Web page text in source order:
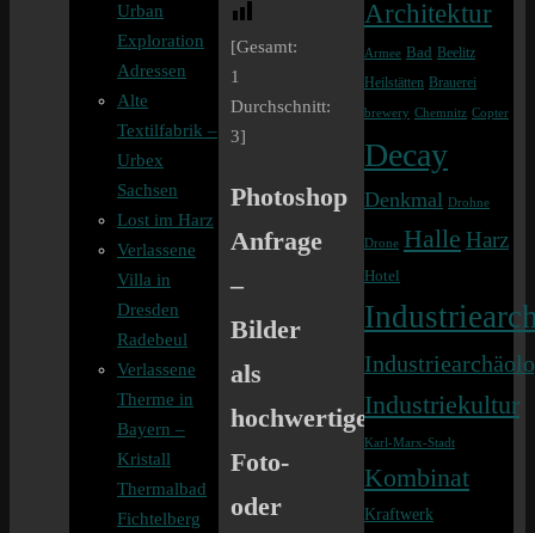
[Gesamt:
1
Durchschnitt:
3]
Photoshop
Anfrage
–
Bilder
als
hochwertiger
Foto-
oder
Urban
Exploration
Adressen
Alte
Textilfabrik –
Urbex
Sachsen
Lost im Harz
Verlassene
Villa in
Dresden
Radebeul
Verlassene
Therme in
Bayern –
Kristall
Thermalbad
Fichtelberg
Architektur
Armee Bad Beelitz
Heilstätten Brauerei
brewery Chemnitz Copter
Decay
Denkmal Drohne
Drone Halle Harz
Hotel
Industriekultur
Karl-Marx-Stadt
Kombinat
Kraftwerk